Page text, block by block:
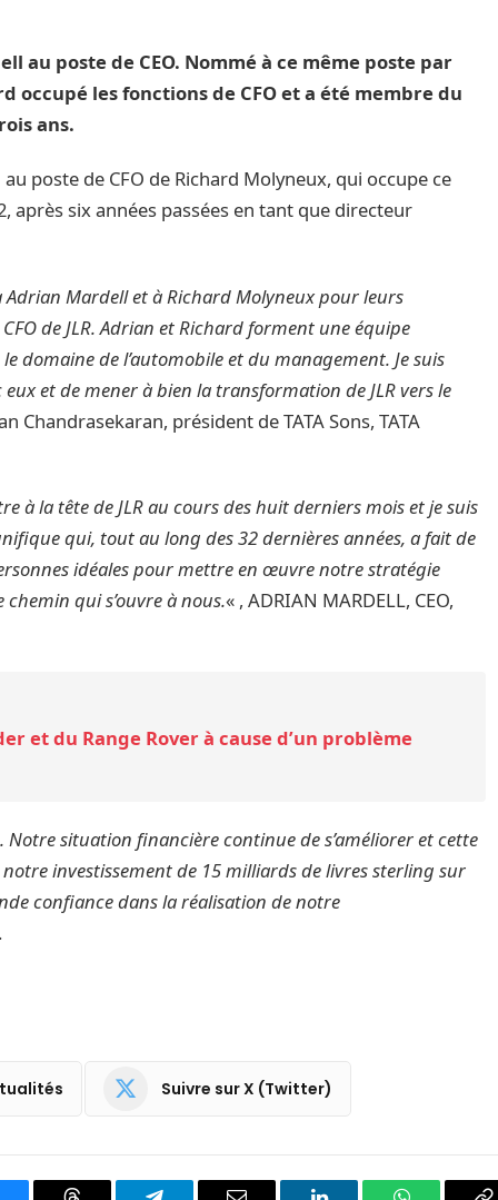
au poste de CEO. Nommé à ce même poste par
occupé les fonctions de CFO et a été membre du
ans.
poste de CFO de Richard Molyneux, qui occupe ce
après six années passées en tant que directeur
Adrian Mardell et à Richard Molyneux pour leurs
de JLR. Adrian et Richard forment une équipe
domaine de l’automobile et du management. Je suis
et de mener à bien la transformation de JLR vers le
Chandrasekaran, président de TATA Sons, TATA
à la tête de JLR au cours des huit derniers mois et je suis
qui, tout au long des 32 dernières années, a fait de
idéales pour mettre en œuvre notre stratégie
qui s’ouvre à nous.« , ADRIAN MARDELL, CEO,
et du Range Rover à cause d’un problème
Notre situation financière continue de s’améliorer et cette
investissement de 15 milliards de livres sterling sur
confiance dans la réalisation de notre
Suivre sur X (Twitter)